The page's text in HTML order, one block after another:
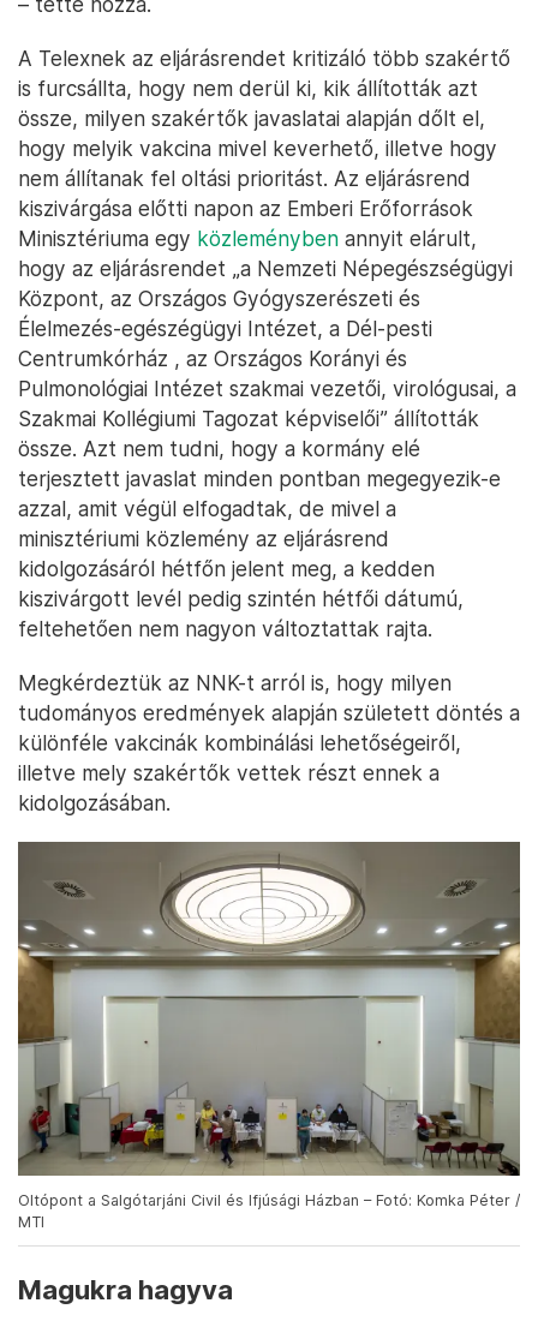
A Telexnek az eljárásrendet kritizáló több szakértő
is furcsállta, hogy nem derül ki, kik állították azt
össze, milyen szakértők javaslatai alapján dőlt el,
hogy melyik vakcina mivel keverhető, illetve hogy
nem állítanak fel oltási prioritást. Az eljárásrend
kiszivárgása előtti napon az Emberi Erőforrások
Minisztériuma egy közleményben annyit elárult,
hogy az eljárásrendet „a Nemzeti Népegészségügyi
Központ, az Országos Gyógyszerészeti és
Élelmezés-egészégügyi Intézet, a Dél-pesti
Centrumkórház , az Országos Korányi és
Pulmonológiai Intézet szakmai vezetői, virológusai, a
Szakmai Kollégiumi Tagozat képviselői” állították
össze. Azt nem tudni, hogy a kormány elé
terjesztett javaslat minden pontban megegyezik-e
azzal, amit végül elfogadtak, de mivel a
minisztériumi közlemény az eljárásrend
kidolgozásáról hétfőn jelent meg, a kedden
kiszivárgott levél pedig szintén hétfői dátumú,
feltehetően nem nagyon változtattak rajta.
Megkérdeztük az NNK-t arról is, hogy milyen
tudományos eredmények alapján született döntés a
különféle vakcinák kombinálási lehetőségeiről,
illetve mely szakértők vettek részt ennek a
kidolgozásában.
Oltópont a Salgótarjáni Civil és Ifjúsági Házban – Fotó: Komka Péter /
MTI
Magukra hagyva